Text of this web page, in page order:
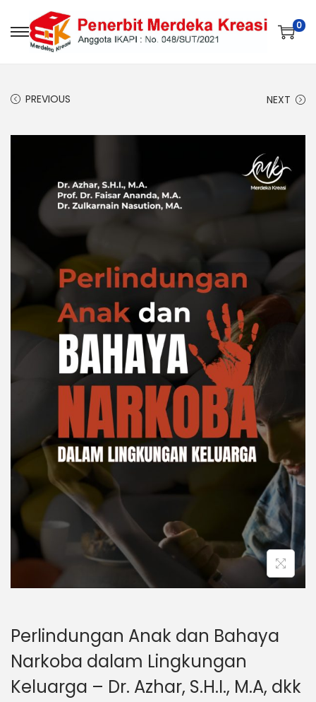
0
PREVIOUS NEXT
Perlindungan Anak dan Bahaya
Narkoba dalam Lingkungan
Keluarga – Dr. Azhar, S.H.I., M.A, dkk